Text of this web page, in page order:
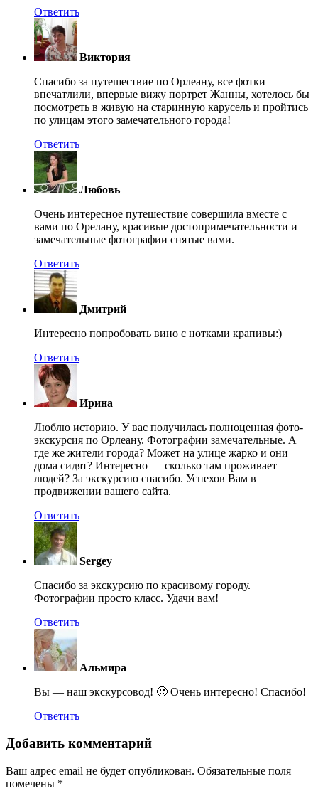
Ответить
Виктория
Спасибо за путешествие по Орлеану, все фотки
впечатлили, впервые вижу портрет Жанны, хотелось бы
посмотреть в живую на старинную карусель и пройтись
по улицам этого замечательного города!
Ответить
Любовь
Очень интересное путешествие совершила вместе с
вами по Орелану, красивые достопримечательности и
замечательные фотографии снятые вами.
Ответить
Дмитрий
Интересно попробовать вино с нотками крапивы:)
Ответить
Ирина
Люблю историю. У вас получилась полноценная фото-
экскурсия по Орлеану. Фотографии замечательные. А
где же жители города? Может на улице жарко и они
дома сидят? Интересно — сколько там проживает
людей? За экскурсию спасибо. Успехов Вам в
продвижении вашего сайта.
Ответить
Sergey
Спасибо за экскурсию по красивому городу.
Фотографии просто класс. Удачи вам!
Ответить
Альмира
Вы — наш экскурсовод! 🙂 Очень интересно! Спасибо!
Ответить
Добавить комментарий
Ваш адрес email не будет опубликован. Обязательные поля
помечены *